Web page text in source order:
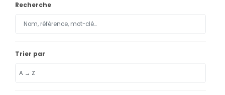
BUREAUTIQUE
Tête de lettre
Sous-mains
Recherche
Trier par